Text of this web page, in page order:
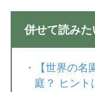
併せて読みた
・
【世界の
庭？ ヒント